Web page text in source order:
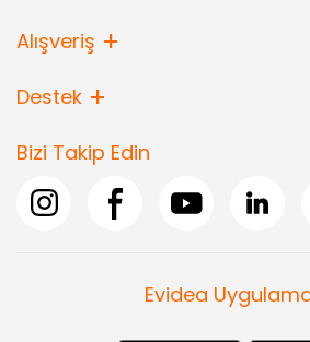
Alışveriş
Destek
Bizi Takip Edin
Evidea